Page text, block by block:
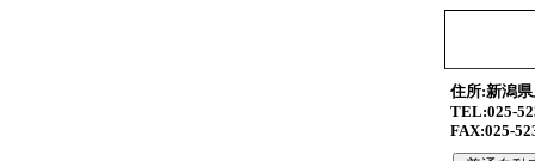
住所:新潟
TEL:025-
FAX:025-